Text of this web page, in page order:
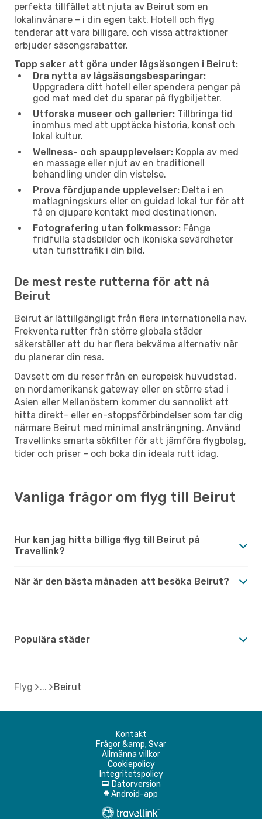
perfekta tillfället att njuta av Beirut som en
lokalinvånare – i din egen takt. Hotell och flyg
tenderar att vara billigare, och vissa attraktioner
erbjuder säsongsrabatter.
Topp saker att göra under lågsäsongen i Beirut:
Dra nytta av lågsäsongsbesparingar:
Uppgradera ditt hotell eller spendera pengar på
god mat med det du sparar på flygbiljetter.
Utforska museer och gallerier: Tillbringa tid
inomhus med att upptäcka historia, konst och
lokal kultur.
Wellness- och spaupplevelser: Koppla av med
en massage eller njut av en traditionell
behandling under din vistelse.
Prova fördjupande upplevelser: Delta i en
matlagningskurs eller en guidad lokal tur för att
få en djupare kontakt med destinationen.
Fotografering utan folkmassor: Fånga
fridfulla stadsbilder och ikoniska sevärdheter
utan turisttrafik i din bild.
De mest reste rutterna för att nå
Beirut
Beirut är lättillgängligt från flera internationella nav.
Frekventa rutter från större globala städer
säkerställer att du har flera bekväma alternativ när
du planerar din resa.
Oavsett om du reser från en europeisk huvudstad,
en nordamerikansk gateway eller en större stad i
Asien eller Mellanöstern kommer du sannolikt att
hitta direkt- eller en-stoppsförbindelser som tar dig
närmare Beirut med minimal ansträngning. Använd
Travellinks smarta sökfilter för att jämföra flygbolag,
tider och priser – och boka din ideala rutt idag.
Vanliga frågor om flyg till Beirut
Hur kan jag hitta billiga flyg till Beirut på
Travellink?
När är den bästa månaden att besöka Beirut?
Populära städer
Flyg Beirut
Kontakt
Frågor &amp; Svar
Allmänna villkor
Cookiepolicy
Integritetspolicy
d Datorversion
A Android-app